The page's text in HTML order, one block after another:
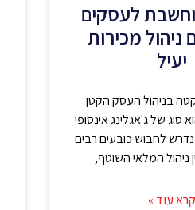
לעסקים
ניהול מכירות
יעיל
בניהול העסק הקטן
סוג של ג'אגלינג אינסופי
לחבוש כובעים רבים
ניהול המלאי השוטף,
קרא עוד »